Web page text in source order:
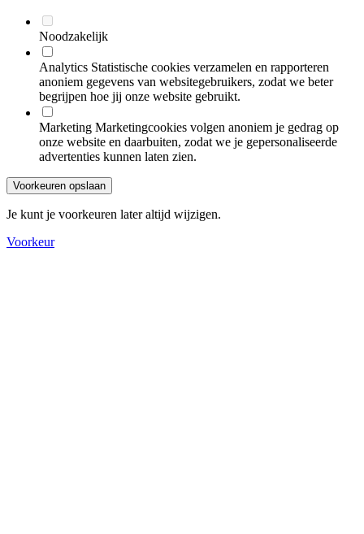
Noodzakelijk
Analytics Statistische cookies verzamelen en rapporteren
anoniem gegevens van websitegebruikers, zodat we beter
begrijpen hoe jij onze website gebruikt.
Marketing Marketingcookies volgen anoniem je gedrag op
onze website en daarbuiten, zodat we je gepersonaliseerde
advertenties kunnen laten zien.
Voorkeuren opslaan
Je kunt je voorkeuren later altijd wijzigen.
Voorkeur